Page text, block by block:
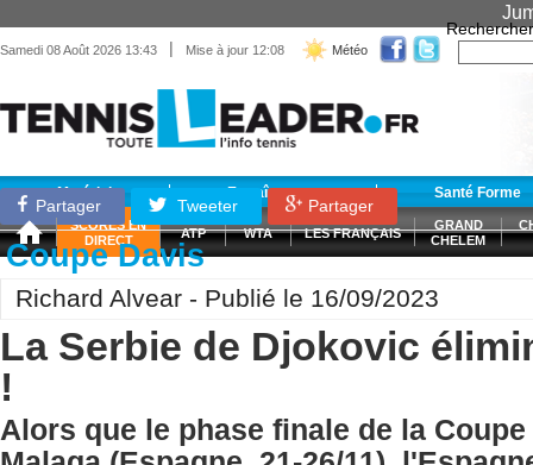
Samedi 08 Août 2026 13:43 | Mise à jour 12:08 Météo
Rechercher
Matériel Entraînement Santé Forme
SCORES EN
DIRECT
ATP WTA LES FRANÇAIS
GRAND
CHELEM
Partager Tweeter Partager
Coupe Davis
Richard Alvear - Publié le 16/09/2023
La Serbie de Djokovic
!
Alors que le phase finale de la